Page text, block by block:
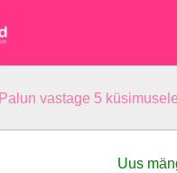
Palun vastage 5
Uus